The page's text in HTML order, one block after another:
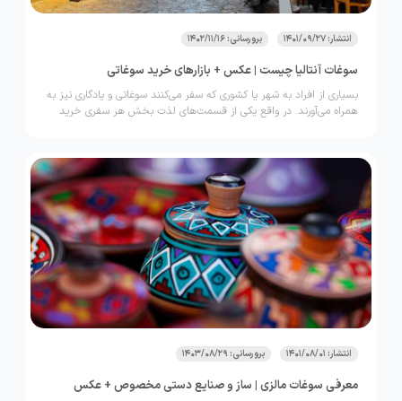
انتشار: 1401/09/27 برورسانی: 1402/11/16
سوغات آنتالیا چیست | عکس + بازارهای خرید سوغاتی
بسیاری از افراد به شهر یا کشوری که سفر می‌کنند سوغاتی و یادگاری نیز به
همراه می‌آورند. در واقع یکی از قسمت‌های لذت بخش هر سفری خرید
انتشار: 1401/08/01 برورسانی: 1403/08/29
معرفی سوغات مالزی | ساز و صنایع دستی مخصوص + عکس